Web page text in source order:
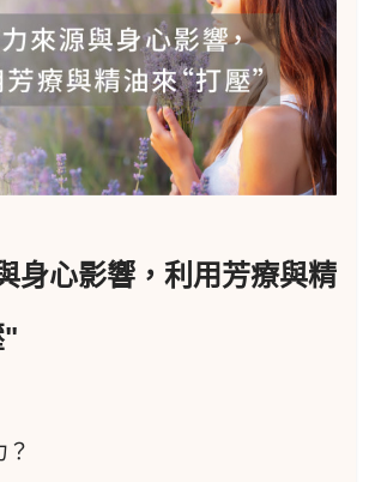
身心影響，利用芳療與精
"
？